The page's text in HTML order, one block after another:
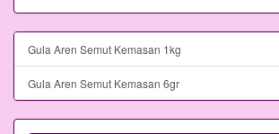
Gula Aren Semut Kemasan 1kg
Gula Aren Semut Kemasan 6gr